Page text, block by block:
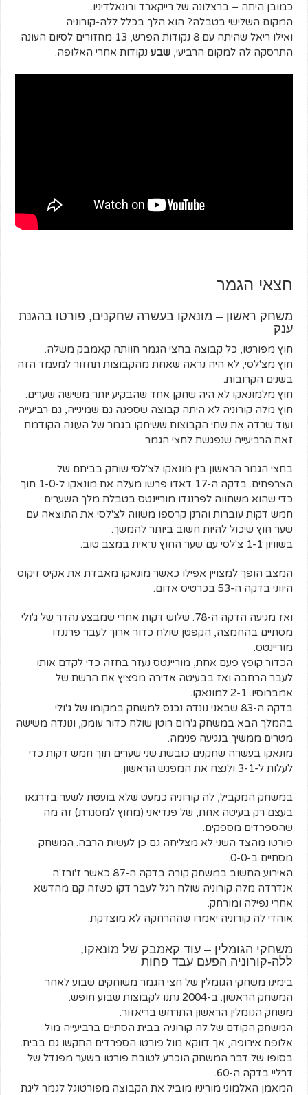
כמובן היתה – ברצלונה של רייקארד ורונאלדיניו.
המקום השלישי בטבלה? הוא הלך בכלל ללה-קורוניה.
ואילו ריאל שהיתה עם 8 נקודות הפרש, 13 מחזורים לסיום העונה
התרסקה לה למקום הרביעי,שבע נקודות אחרי האלופה.
חצאי הגמר
משחק ראשון – מונאקו בעשרה שחקנים, פורטו בהגנת
ענק
חוץ מפורטו, כל קבוצה בחצי הגמר חוותה קאמבק משלה.
חוץ מצ'לסי, לא היה נראה שאחת מהקבוצות תחזור למעמד הזה
בשנים הקרובות.
חוץ מלמונאקו לא היה שחקן אחד שהבקיע יותר משישה שערים.
חוץ מלה קורוניה לא היתה קבוצה שספגה גם שמינייה, גם רביעייה
ועוד שרדה את שתי הקבוצות ששיחקו בגמר של העונה הקודמת.
זאת הרביעייה שנפגשת לחצי הגמר.
בחצי הגמר הראשון בין מונאקו לצ'לסי שוחק בביתם של
הצרפתים. בדקה ה-17 דאדו פרשו מעלה את מונאקו ל-1-0 תוך
כדי שהוא משתווה לפרננדו מוריינטס בטבלת מלך השערים.
חמש דקות עוברות והרנן קרספו משווה לצ'לסי את התוצאה עם
שער חוץ שיכול להיות חשוב ביותר להמשך.
בשוויון 1-1 צ'לסי עם שער החוץ נראית במצב טוב.
המצב הופך למצויין אפילו כאשר מונאקו מאבדת את אקיס זיקוס
היווני בדקה ה-53 בכרטיס אדום.
ואז מגיעה הדקה ה-78. שלוש דקות אחרי שמבצע נהדר של ג'ולי
מסתיים בהחמצה, הקפטן שולח כדור ארוך לעבר פרננדו
מוריינטס.
הכדור קופץ פעם אחת, מוריינטס נעזר בחזה כדי לקדם אותו
לעבר הרחבה ואז בבעיטה אדירה מפציץ את הרשת של
אמברוסיו. 2-1 למונאקו.
בדקה ה-83 שבאני נונדה נכנס למשחק במקומו של ג'ולי.
בהמלך הבא במשחק ג'רום רוטן שולח כדור עומק, ונונדה משישה
מטרים ממשיך בנגיעה פנימה.
מונאקו בעשרה שחקנים כובשת שני שערים תוך חמש דקות כדי
לעלות ל-3-1 ולנצח את המפגש הראשון.
במשחק המקביל, לה קורוניה כמעט שלא בועטת לשער בדרגאו
בעצם רק בעיטה אחת, של פנדיאני (מחוץ למסגרת) זה מה
שהספרדים מספקים.
פורטו מהצד השני לא מצליחה גם כן לעשות הרבה. המשחק
מסתיים ב-0-0.
האירוע החשוב במשחק קורה בדקה ה-87 כאשר ז'ורז'ה
אנדרדה מלה קורוניה שולח רגל לעבר דקו כשזה קם מהדשא
אחרי נפילה ומורחק.
אוהדי לה קורוניה יאמרו שההרחקה לא מוצדקת.
משחקי הגומלין – עוד קאמבק של מונאקו,
ללה-קורוניה הפעם עבד פחות
בימינו משחקי הגומלין של חצי הגמר משוחקים שבוע לאחר
המשחק הראשון. ב-2004 נתנו לקבוצות שבוע חופש.
משחק הגומלין הראשון התרחש בריאזור.
המשחק הקודם של לה קורוניה בבית הסתיים ברביעייה מול
אלופת אירופה, אך דווקא מול פורטו הספרדים התקשו גם בבית.
בסופו של דבר המשחק הוכרע לטובת פורטו בשער מפנדל של
דרליי בדקה ה-60.
המאמן האלמוני מוריניו מוביל את הקבוצה מפורטוגל לגמר ליגת